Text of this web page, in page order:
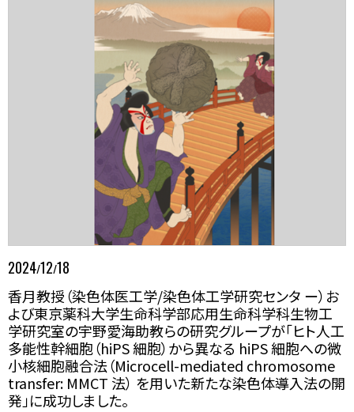
2024/12/18
香月教授（染色体医工学/染色体工学研究センタ ー）お
よび東京薬科大学生命科学部応用生命科学科生物工
学研究室の宇野愛海助教らの研究グループが「ヒト人工
多能性幹細胞（hiPS 細胞）から異なる hiPS 細胞への微
小核細胞融合法（Microcell-mediated chromosome
transfer: MMCT 法） を用いた新たな染色体導入法の開
発」に成功しました。